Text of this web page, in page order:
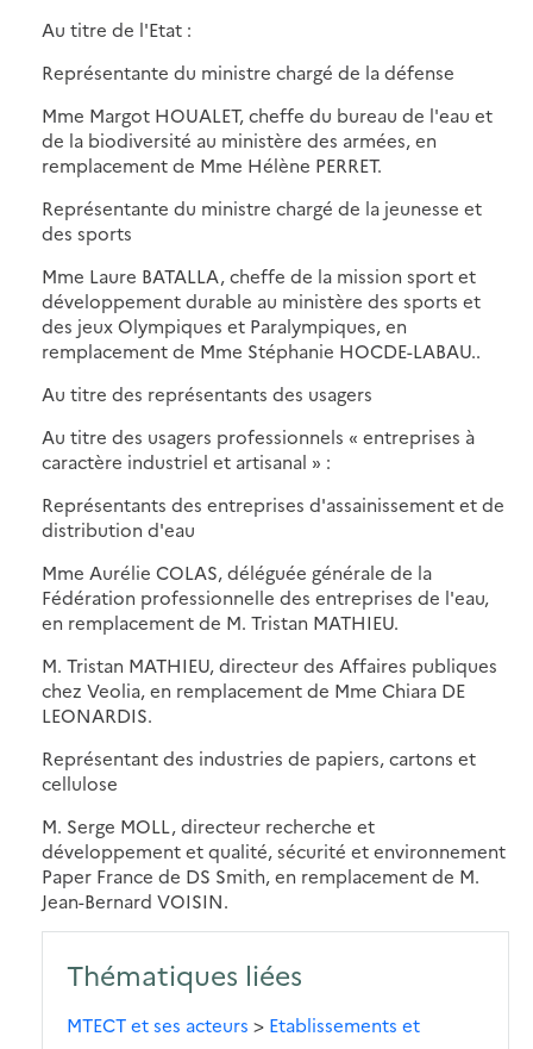
Au titre de l'Etat :
Représentante du ministre chargé de la défense
Mme Margot HOUALET, cheffe du bureau de l'eau et
de la biodiversité au ministère des armées, en
remplacement de Mme Hélène PERRET.
Représentante du ministre chargé de la jeunesse et
des sports
Mme Laure BATALLA, cheffe de la mission sport et
développement durable au ministère des sports et
des jeux Olympiques et Paralympiques, en
remplacement de Mme Stéphanie HOCDE-LABAU..
Au titre des représentants des usagers
Au titre des usagers professionnels « entreprises à
caractère industriel et artisanal » :
Représentants des entreprises d'assainissement et de
distribution d'eau
Mme Aurélie COLAS, déléguée générale de la
Fédération professionnelle des entreprises de l'eau,
en remplacement de M. Tristan MATHIEU.
M. Tristan MATHIEU, directeur des Affaires publiques
chez Veolia, en remplacement de Mme Chiara DE
LEONARDIS.
Représentant des industries de papiers, cartons et
cellulose
M. Serge MOLL, directeur recherche et
développement et qualité, sécurité et environnement
Paper France de DS Smith, en remplacement de M.
Jean-Bernard VOISIN.
Thématiques liées
MTECT et ses acteurs > Etablissements et